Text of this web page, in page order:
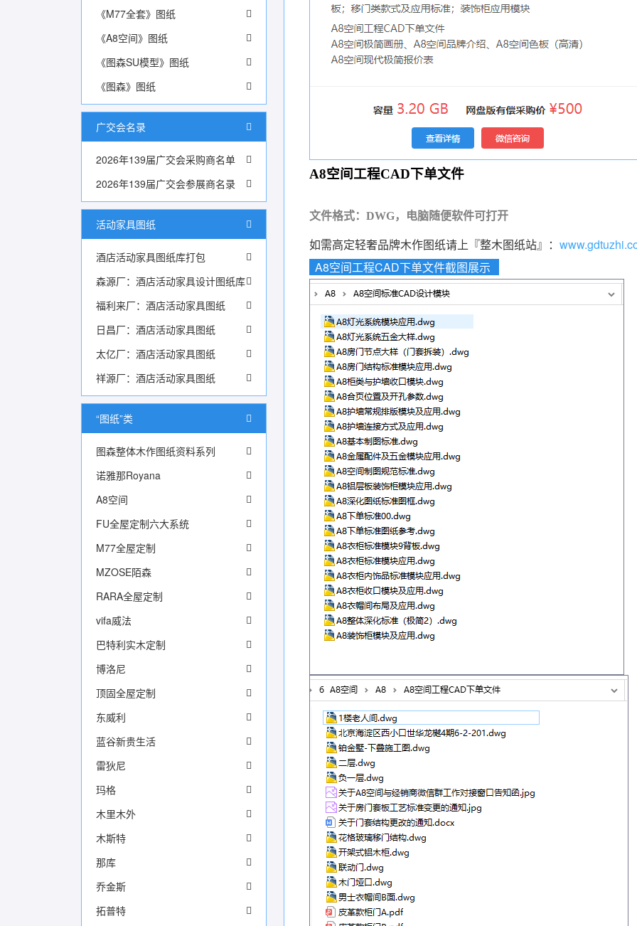
《M77全套》图纸
《A8空间》图纸
《图森SU模型》图纸
《图森》图纸
广交会名录
2026年139届广交会采购商名单
2026年139届广交会参展商名录
活动家具图纸
酒店活动家具图纸库打包
森源厂：酒店活动家具设计图纸库
福利来厂：酒店活动家具图纸
日昌厂：酒店活动家具图纸
太亿厂：酒店活动家具图纸
祥源厂：酒店活动家具图纸
“图纸”类
图森整体木作图纸资料系列
诺雅那Royana
A8空间
FU全屋定制六大系统
M77全屋定制
MZOSE陌森
RARA全屋定制
vifa威法
巴特利实木定制
博洛尼
顶固全屋定制
东威利
蓝谷新贵生活
雷狄尼
玛格
木里木外
木斯特
那库
乔金斯
拓普特
A8空间工程CAD下单文件
文件格式：DWG，电脑随便软件可打开
如需高定轻奢品牌木作图纸请上『整木图纸站』：
A8空间工程CAD下单文件截图展示